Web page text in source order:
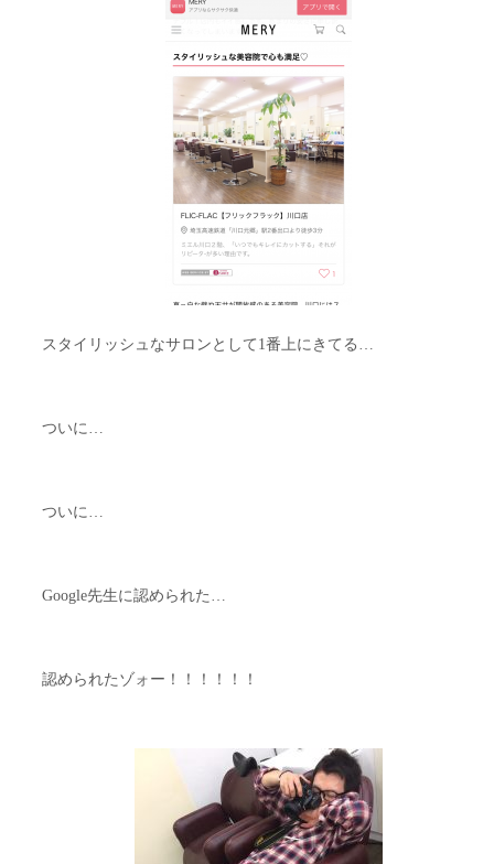
スタイリッシュなサロンとして1番上にきてる…
ついに…
ついに…
Google先生に認められた…
認められたゾォー！！！！！！